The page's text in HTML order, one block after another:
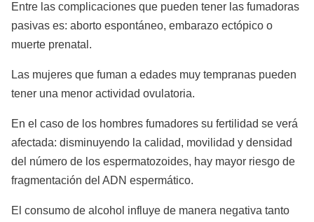
Entre las complicaciones que pueden tener las fumadoras
pasivas es: aborto espontáneo, embarazo ectópico o
muerte prenatal.
Las mujeres que fuman a edades muy tempranas pueden
tener una menor actividad ovulatoria.
En el caso de los hombres fumadores su fertilidad se verá
afectada: disminuyendo la calidad, movilidad y densidad
del número de los espermatozoides, hay mayor riesgo de
fragmentación del ADN espermático.
El consumo de alcohol influye de manera negativa tanto